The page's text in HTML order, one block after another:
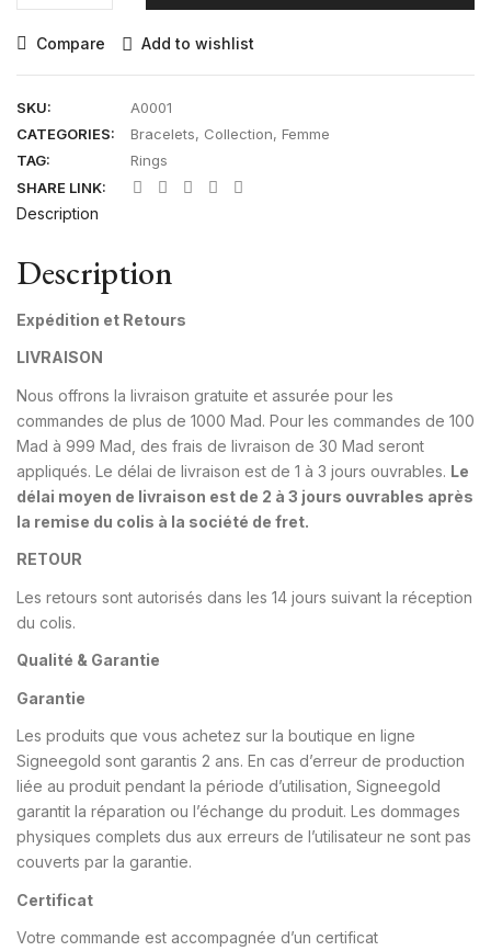
Bracelet
18K
Compare Add to wishlist
SKU:
A0001
CATEGORIES:
Bracelets, Collection, Femme
TAG:
Rings
SHARE LINK:
Description
Description
Expédition et Retours
LIVRAISON
Nous offrons la livraison gratuite et assurée pour les
commandes de plus de 1000 Mad. Pour les commandes de 100
Mad à 999 Mad, des frais de livraison de 30 Mad seront
appliqués. Le délai de livraison est de 1 à 3 jours ouvrables. Le
délai moyen de livraison est de 2 à 3 jours ouvrables après
la remise du colis à la société de fret.
RETOUR
Les retours sont autorisés dans les 14 jours suivant la réception
du colis.
Qualité & Garantie
Garantie
Les produits que vous achetez sur la boutique en ligne
Signeegold sont garantis 2 ans. En cas d’erreur de production
liée au produit pendant la période d’utilisation, Signeegold
garantit la réparation ou l’échange du produit. Les dommages
physiques complets dus aux erreurs de l’utilisateur ne sont pas
couverts par la garantie.
Certificat
Votre commande est accompagnée d’un certificat